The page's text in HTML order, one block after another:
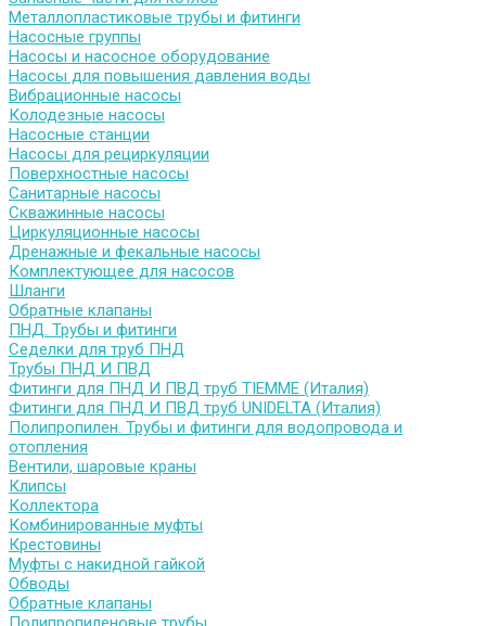
Металлопластиковые трубы и фитинги
Насосные группы
Насосы и насосное оборудование
Насосы для повышения давления воды
Вибрационные насосы
Колодезные насосы
Насосные станции
Насосы для рециркуляции
Поверхностные насосы
Санитарные насосы
Скважинные насосы
Циркуляционные насосы
Дренажные и фекальные насосы
Комплектующее для насосов
Шланги
Обратные клапаны
ПНД. Трубы и фитинги
Седелки для труб ПНД
Трубы ПНД И ПВД
Фитинги для ПНД И ПВД труб TIEMME (Италия)
Фитинги для ПНД И ПВД труб UNIDELTA (Италия)
Полипропилен. Трубы и фитинги для водопровода и
отопления
Вентили, шаровые краны
Клипсы
Коллектора
Комбинированные муфты
Крестовины
Муфты с накидной гайкой
Обводы
Обратные клапаны